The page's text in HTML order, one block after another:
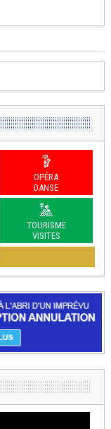
OPÉRA
DANSE
TOURISME
VISITES